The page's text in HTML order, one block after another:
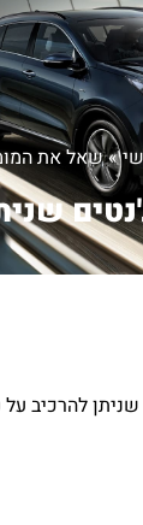
»שאל את
להרכיב על